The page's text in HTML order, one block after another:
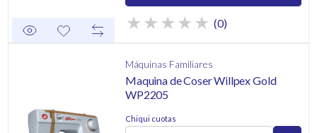
(0)
Máquinas Familiares
Maquina de Coser Willpex Gold
WP2205
Chiqui cuotas